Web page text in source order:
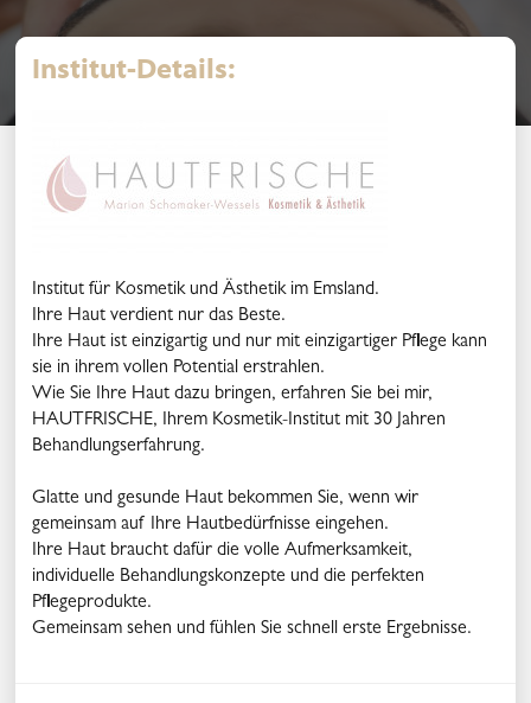
Institut-Details:
Institut für Kosmetik und Ästhetik im Emsland.
Ihre Haut verdient nur das Beste.
Ihre Haut ist einzigartig und nur mit einzigartiger Pflege kann
sie in ihrem vollen Potential erstrahlen.
Wie Sie Ihre Haut dazu bringen, erfahren Sie bei mir,
HAUTFRISCHE, Ihrem Kosmetik-Institut mit 30 Jahren
Behandlungserfahrung.
Glatte und gesunde Haut bekommen Sie, wenn wir
gemeinsam auf Ihre Hautbedürfnisse eingehen.
Ihre Haut braucht dafür die volle Aufmerksamkeit,
individuelle Behandlungskonzepte und die perfekten
Pflegeprodukte.
Gemeinsam sehen und fühlen Sie schnell erste Ergebnisse.